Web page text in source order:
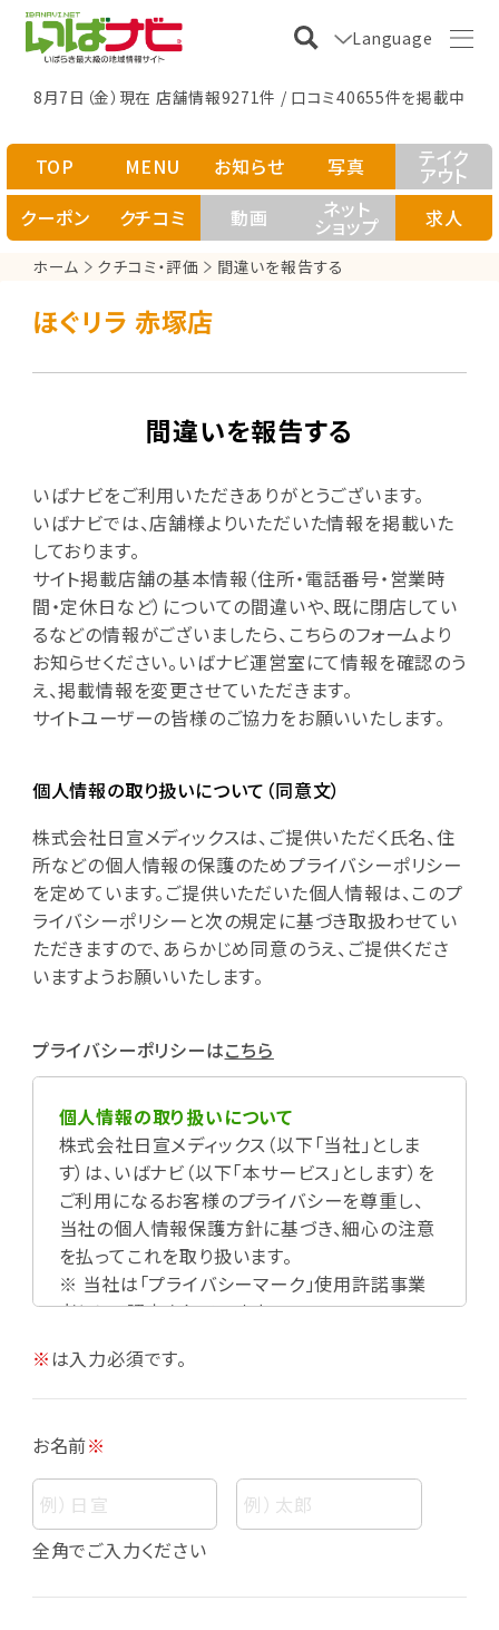
Language
8月7日（金）現在 店舗情報9271件 / 口コミ40655件を掲載中
ホーム クチコミ・評価 間違いを報告する
TOP MENU お知らせ 写真 テイク
アウト
クーポン
クチコミ 動画 ネット
ショップ 求人
ほぐリラ 赤塚店
間違いを報告する
いばナビをご利用いただきありがとうございます。
いばナビでは、店舗様よりいただいた情報を掲載いた
しております。
サイト掲載店舗の基本情報（住所・電話番号・営業時
間・定休日など）についての間違いや、既に閉店してい
るなどの情報がございましたら、こちらのフォームより
お知らせください。いばナビ運営室にて情報を確認のう
え、掲載情報を変更させていただきます。
サイトユーザーの皆様のご協力をお願いいたします。
個人情報の取り扱いについて（同意文）
株式会社日宣メディックスは、ご提供いただく氏名、住
所などの個人情報の保護のためプライバシーポリシー
を定めています。ご提供いただいた個人情報は、このプ
ライバシーポリシーと次の規定に基づき取扱わせてい
ただきますので、あらかじめ同意のうえ、ご提供くださ
いますようお願いいたします。
プライバシーポリシーはこちら
個人情報の取り扱いについて
株式会社日宣メディックス（以下「当社」としま
す）は、いばナビ（以下「本サービス」とします）を
ご利用になるお客様のプライバシーを尊重し、
当社の個人情報保護方針に基づき、細心の注意
を払ってこれを取り扱います。
※ 当社は「プライバシーマーク」使用許諾事業
者として認定されています。
個人情報
個人情報とは、お客様個人に関する情報であっ
て、当該情報を構成する氏名、住所、電話番号、
※は入力必須です。
お名前※
全角でご入力ください